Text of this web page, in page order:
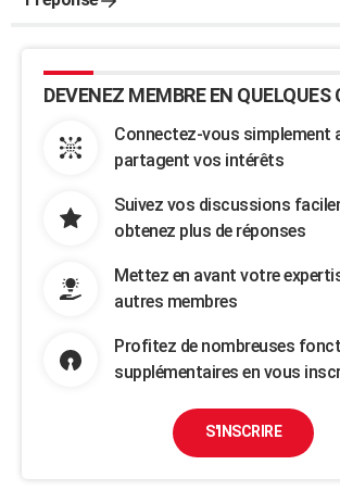
DEVENEZ MEMBRE EN QUELQUES
Connectez-vous simplement
partagent vos intérêts
Suivez vos discussions
obtenez plus de réponses
Mettez en avant votre
autres membres
Profitez de nombreuses
supplémentaires en vous
S'INSCRIRE